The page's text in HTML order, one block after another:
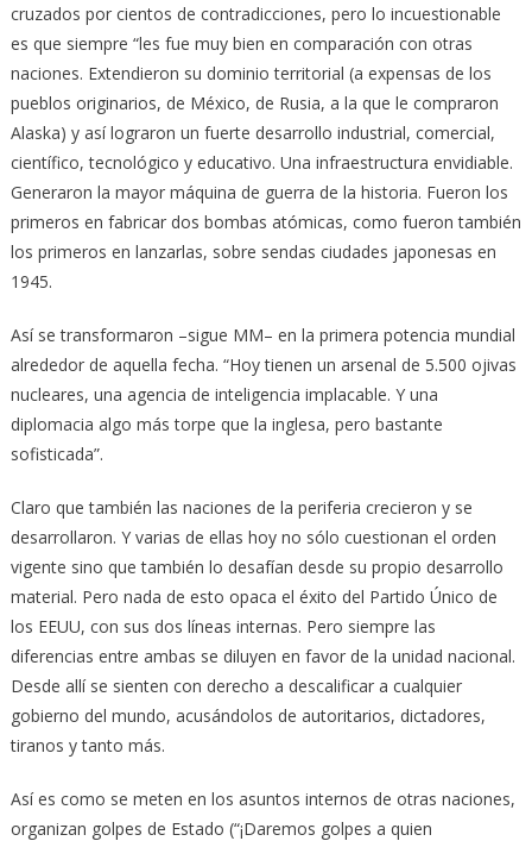
cruzados por cientos de contradicciones, pero lo incuestionable
es que siempre “les fue muy bien en comparación con otras
naciones. Extendieron su dominio territorial (a expensas de los
pueblos originarios, de México, de Rusia, a la que le compraron
Alaska) y así lograron un fuerte desarrollo industrial, comercial,
científico, tecnológico y educativo. Una infraestructura envidiable.
Generaron la mayor máquina de guerra de la historia. Fueron los
primeros en fabricar dos bombas atómicas, como fueron también
los primeros en lanzarlas, sobre sendas ciudades japonesas en
1945.
Así se transformaron –sigue MM– en la primera potencia mundial
alrededor de aquella fecha. “Hoy tienen un arsenal de 5.500 ojivas
nucleares, una agencia de inteligencia implacable. Y una
diplomacia algo más torpe que la inglesa, pero bastante
sofisticada”.
Claro que también las naciones de la periferia crecieron y se
desarrollaron. Y varias de ellas hoy no sólo cuestionan el orden
vigente sino que también lo desafían desde su propio desarrollo
material. Pero nada de esto opaca el éxito del Partido Único de
los EEUU, con sus dos líneas internas. Pero siempre las
diferencias entre ambas se diluyen en favor de la unidad nacional.
Desde allí se sienten con derecho a descalificar a cualquier
gobierno del mundo, acusándolos de autoritarios, dictadores,
tiranos y tanto más.
Así es como se meten en los asuntos internos de otras naciones,
organizan golpes de Estado (“¡Daremos golpes a quien